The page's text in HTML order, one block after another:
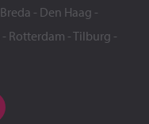
Breda - Den Haag -
- Rotterdam -Tilburg -